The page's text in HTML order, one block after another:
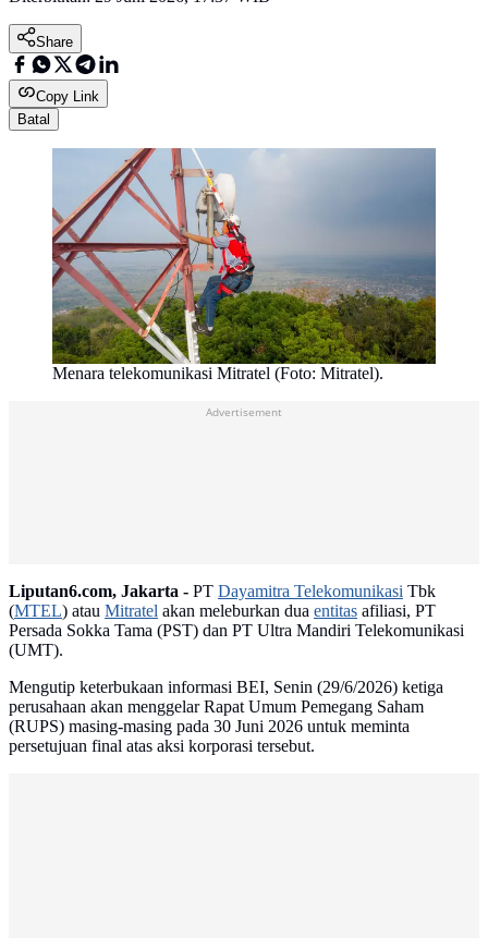
Share
Copy Link
Batal
Menara telekomunikasi Mitratel (Foto: Mitratel).
Advertisement
Liputan6.com, Jakarta - PT Dayamitra Telekomunikasi Tbk
(MTEL) atau Mitratel akan meleburkan dua entitas afiliasi, PT
Persada Sokka Tama (PST) dan PT Ultra Mandiri Telekomunikasi
(UMT).
Mengutip keterbukaan informasi BEI, Senin (29/6/2026) ketiga
perusahaan akan menggelar Rapat Umum Pemegang Saham
(RUPS) masing-masing pada 30 Juni 2026 untuk meminta
persetujuan final atas aksi korporasi tersebut.